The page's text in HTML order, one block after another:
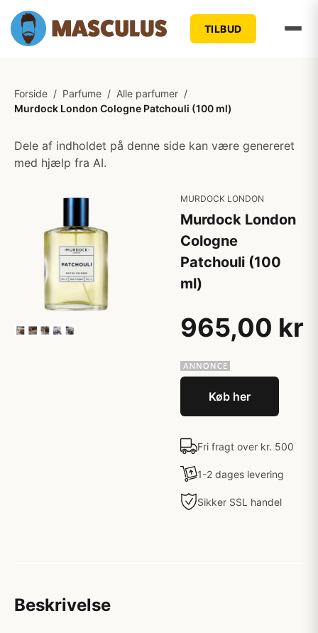
TILBUD
Forside / Parfume / Alle parfumer /
Murdock London Cologne Patchouli (100 ml)
Dele af indholdet på denne side kan være genereret
med hjælp fra AI.
MURDOCK LONDON
Murdock London
Cologne
Patchouli (100
ml)
965,00 kr
Køb her
Fri fragt over kr. 500
1-2 dages levering
Sikker SSL handel
Beskrivelse